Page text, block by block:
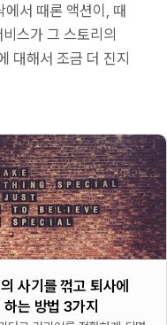
서 때론 액션이, 때
스가 그 스토리의
대해서 조금 더 진지
사기를 꺾고 퇴사에
하는 방법 3가지